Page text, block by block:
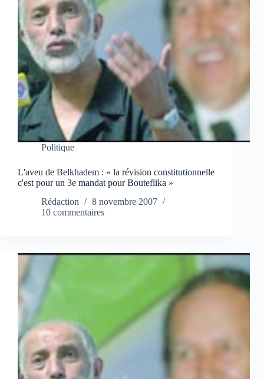
Politique
L'aveu de Belkhadem : « la révision constitutionnelle
c'est pour un 3e mandat pour Bouteflika »
Rédaction
8 novembre 2007
10 commentaires